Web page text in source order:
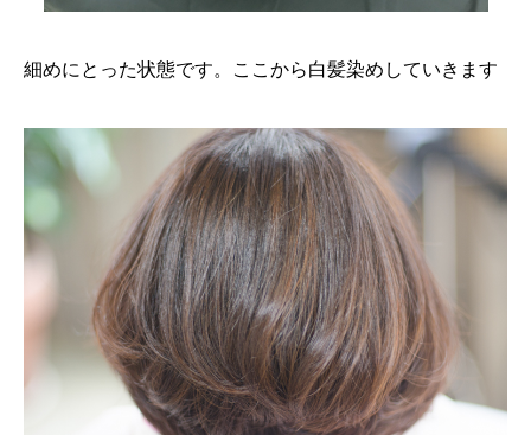
細めにとった状態です。ここから白髪染めしていきます